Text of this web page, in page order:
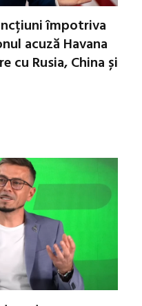
împotriva
acuză Havana
cu Rusia, China și